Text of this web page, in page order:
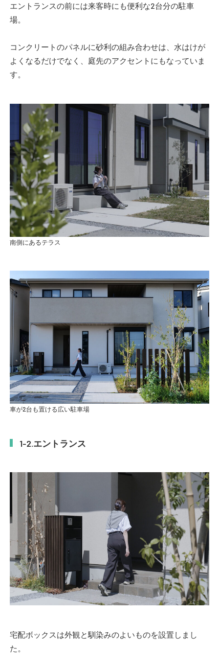
エントランスの前には来客時にも便利な2台分の駐車
場。
コンクリートのパネルに砂利の組み合わせは、水はけが
よくなるだけでなく、庭先のアクセントにもなっていま
す。
南側にあるテラス
車が2台も置ける広い駐車場
エントランス
宅配ボックスは外観と馴染みのよいものを設置しまし
た。